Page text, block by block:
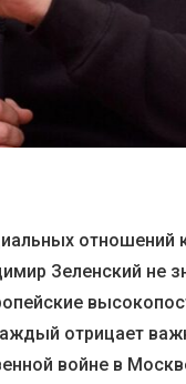
отношений
Зеленский не
отрицает
войне в